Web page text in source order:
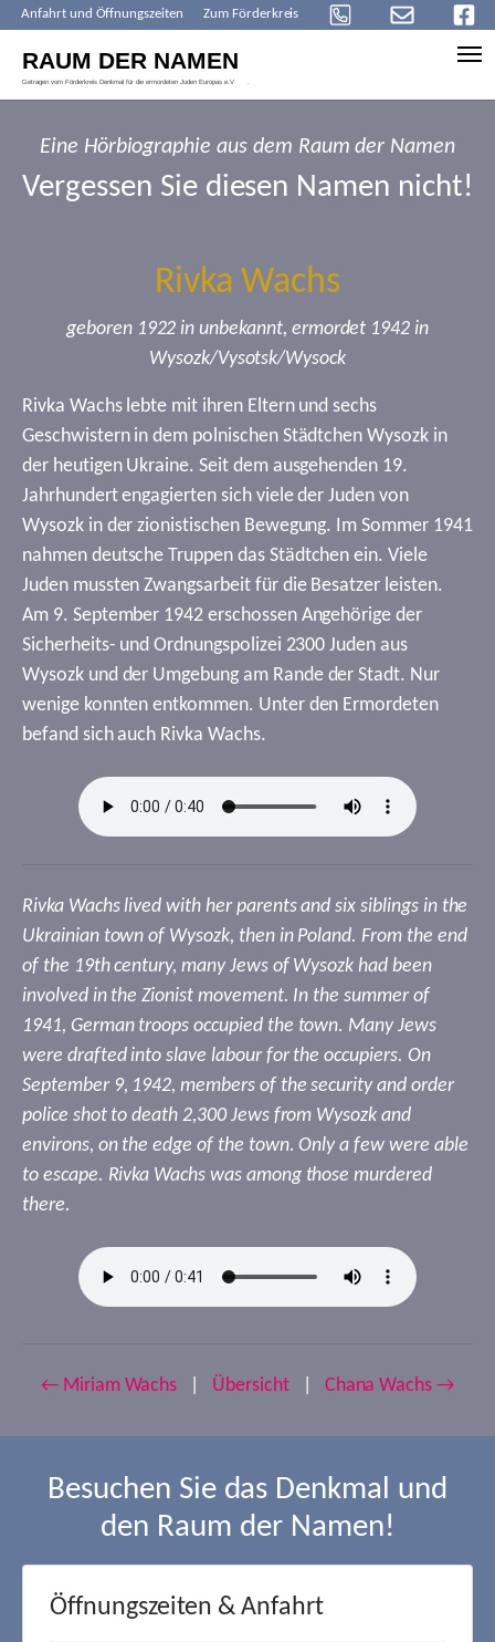
Anfahrt und Öffnungszeiten Zum Förderkreis
Eine Hörbiographie aus dem Raum der Namen
Vergessen Sie diesen Namen nicht!
Rivka Wachs
geboren 1922 in unbekannt, ermordet 1942 in
Wysozk/Vysotsk/Wysock
Rivka Wachs lebte mit ihren Eltern und sechs
Geschwistern in dem polnischen Städtchen Wysozk in
der heutigen Ukraine. Seit dem ausgehenden 19.
Jahrhundert engagierten sich viele der Juden von
Wysozk in der zionistischen Bewegung. Im Sommer 1941
nahmen deutsche Truppen das Städtchen ein. Viele
Juden mussten Zwangsarbeit für die Besatzer leisten.
Am 9. September 1942 erschossen Angehörige der
Sicherheits- und Ordnungspolizei 2300 Juden aus
Wysozk und der Umgebung am Rande der Stadt. Nur
wenige konnten entkommen. Unter den Ermordeten
befand sich auch Rivka Wachs.
Rivka Wachs lived with her parents and six siblings in the
Ukrainian town of Wysozk, then in Poland. From the end
of the 19th century, many Jews of Wysozk had been
involved in the Zionist movement. In the summer of
1941, German troops occupied the town. Many Jews
were drafted into slave labour for the occupiers. On
September 9, 1942, members of the security and order
police shot to death 2,300 Jews from Wysozk and
environs, on the edge of the town. Only a few were able
to escape. Rivka Wachs was among those murdered
there.
← Miriam Wachs Übersicht Chana Wachs →
Besuchen Sie das Denkmal und
den Raum der Namen!
Öffnungszeiten & Anfahrt